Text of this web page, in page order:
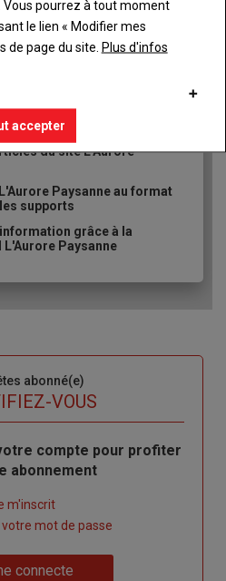
de 93€
du site L'Aurore
Paysanne au format
supports
grâce à la
Paysanne
abonné(e)
VOUS
compte pour profiter
abonnement
m'inscrit
votre mot de passe
connecte
pourrez à tout moment
le lien « Modifier mes
de page du site. Plus d'infos
accepter